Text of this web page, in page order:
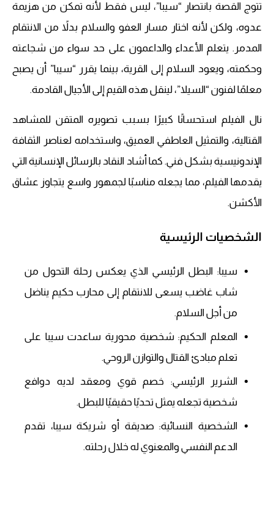
تتوج القصة بانتصار “سيبا”، ليس فقط لأنه تمكن من هزيمة
عدوه، ولكن لأنه اختار مسار العفو والسلام بدلاً من الانتقام
المدمر. يتعلم الأعداء والداعمون على حد سواء من شجاعته
وحكمته، ويعود السلام إلى القرية، بينما يقرر “سيبا” أن يصبح
معلمًا لفنون “السيلا”، لينقل هذه القيم إلى الأجيال القادمة.
نال الفيلم استحسانًا كبيرًا بسبب تصويره المتقن للمشاهد
القتالية، والتمثيل العاطفي العميق، واستخدامه لعناصر الثقافة
الإندونيسية بشكل فني. كما أشاد النقاد بالرسائل الإنسانية التي
يقدمها الفيلم، مما يجعله مناسبًا لجمهور واسع يتجاوز عشاق
الأكشن.
الشخصيات الرئيسية
سيبا: البطل الرئيسي الذي يعكس رحلة التحول من
شاب غاضب يسعى للانتقام إلى محارب حكيم يناضل
من أجل السلام.
المعلم الحكيم: شخصية محورية ساعدت سيبا على
تعلم مبادئ القتال والتوازن الروحي.
الشرير الرئيسي: خصم قوي ومعقد لديه دوافع
شخصية تجعله يمثل تحديًا حقيقيًا للبطل.
الشخصية النسائية: صديقة أو شريكة سيبا، تقدم
الدعم النفسي والمعنوي له خلال رحلته.